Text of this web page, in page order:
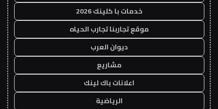
خدمات با كلينك 2026
موقع تجاربنا تجارب الحياه
ديوان العرب
مشاريع
اعلانات باك لينك
الرياضية